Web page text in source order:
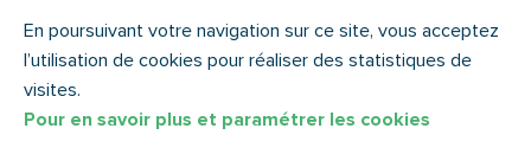
© SYTRAL MOBILITÉS 2022 MENTIONS LÉGALES
En poursuivant votre navigation sur ce site, vous acceptez
l’utilisation de cookies pour réaliser des statistiques de
visites.
Pour en savoir plus et paramétrer les cookies